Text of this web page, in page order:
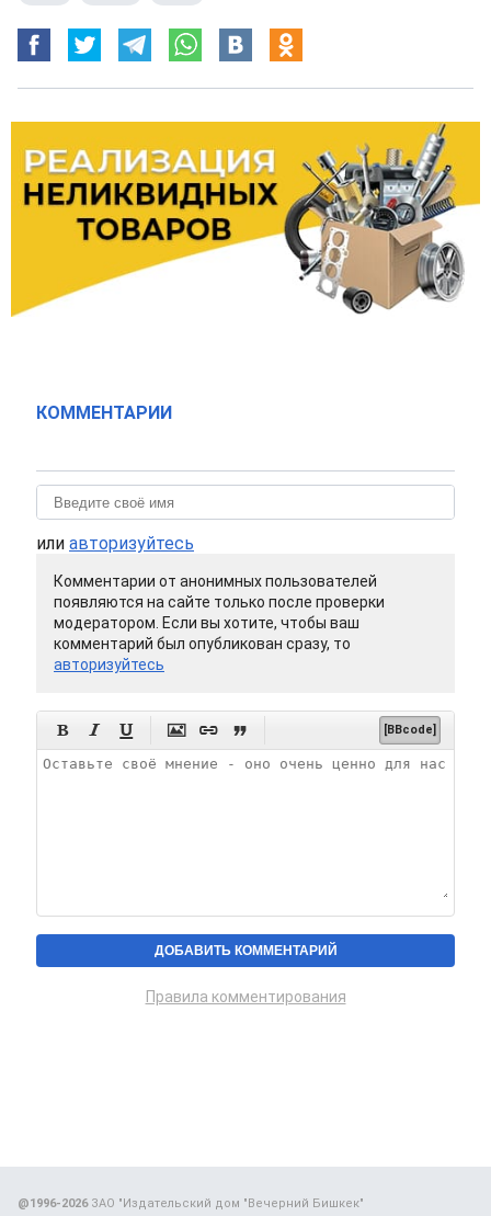
КОММЕНТАРИИ
или авторизуйтесь
Комментарии от анонимных пользователей
появляются на сайте только после проверки
модератором. Если вы хотите, чтобы ваш
комментарий был опубликован сразу, то
авторизуйтесь
      [BBcode]
Правила комментирования
@1996-2026ЗАО "Издательский дом "Вечерний Бишкек"